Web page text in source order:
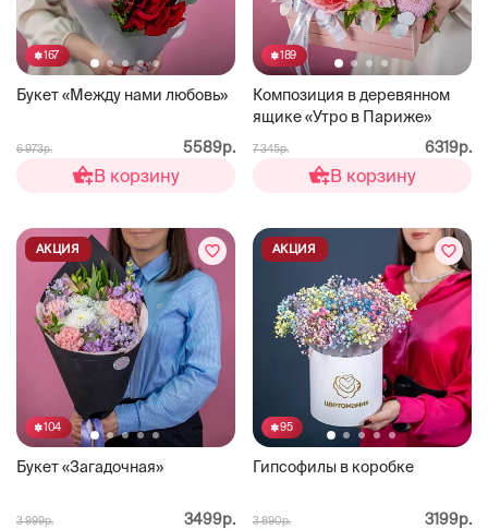
167
Букет «Между нами любовь»
6 973р. 5589р.
В корзину
189
Композиция в деревянном
ящике «Утро в Париже»
7 345р. 6319р.
В корзину
104
Букет «Загадочная»
АКЦИЯ
3 999р. 3499р.
95
Гипсофилы в коробке
АКЦИЯ
3 890р. 3199р.